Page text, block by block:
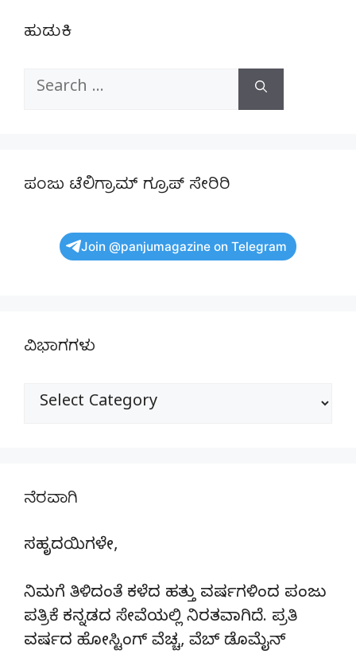
ಹುಡುಕಿ
Search
ಪಂಜು ಟೆಲಿಗ್ರಾಮ್ ಗ್ರೂಪ್ ಸೇರಿರಿ
Join @panjumagazine on Telegram
ವಿಭಾಗಗಳು
ವಿಭಾಗಗಳು
ನೆರವಾಗಿ
ಸಹೃದಯಿಗಳೇ,
ನಿಮಗೆ ತಿಳಿದಂತೆ ಕಳೆದ ಹತ್ತು ವರ್ಷಗಳಿಂದ ಪಂಜು
ಪತ್ರಿಕೆ ಕನ್ನಡದ ಸೇವೆಯಲ್ಲಿ ನಿರತವಾಗಿದೆ. ಪ್ರತಿ
ವರ್ಷದ ಹೋಸ್ಟಿಂಗ್‌ ವೆಚ್ಚ, ವೆಬ್‌ ಡೊಮೈನ್‌